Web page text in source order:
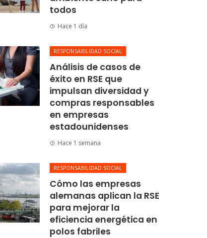
todos
Hace 1 día
RESPONSABILIDAD SOCIAL
Análisis de casos de
éxito en RSE que
impulsan diversidad y
compras responsables
en empresas
estadounidenses
Hace 1 semana
RESPONSABILIDAD SOCIAL
Cómo las empresas
alemanas aplican la RSE
para mejorar la
eficiencia energética en
polos fabriles